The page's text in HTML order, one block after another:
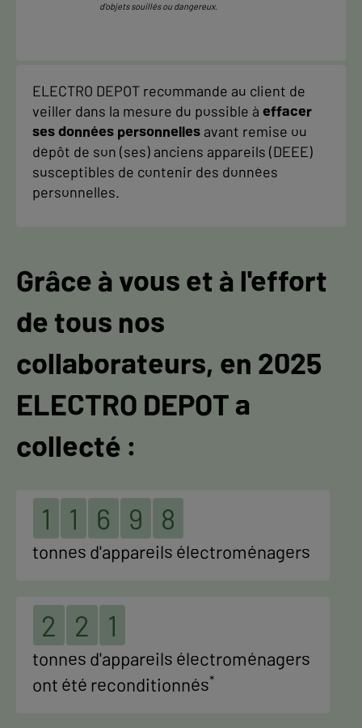
d’objets souillés ou dangereux.
ELECTRO DEPOT recommande au client de
veiller dans la mesure du possible à effacer
ses données personnelles avant remise ou
dépôt de son (ses) anciens appareils (DEEE)
susceptibles de contenir des données
personnelles.
Grâce à vous et à l'effort
de tous nos
collaborateurs, en 2025
ELECTRO DEPOT a
collecté :
1 1 6 9 8
tonnes d'appareils électroménagers
2 2 1
tonnes d'appareils électroménagers
ont été reconditionnés*